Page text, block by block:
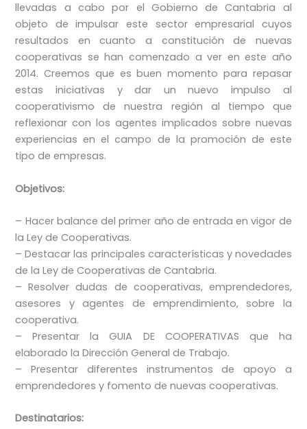
llevadas a cabo por el Gobierno de Cantabria al
objeto de impulsar este sector empresarial cuyos
resultados en cuanto a constitución de nuevas
cooperativas se han comenzado a ver en este año
2014. Creemos que es buen momento para repasar
estas iniciativas y dar un nuevo impulso al
cooperativismo de nuestra región al tiempo que
reflexionar con los agentes implicados sobre nuevas
experiencias en el campo de la promoción de este
tipo de empresas.
Objetivos:
– Hacer balance del primer año de entrada en vigor de
la Ley de Cooperativas.
– Destacar las principales características y novedades
de la Ley de Cooperativas de Cantabria.
– Resolver dudas de cooperativas, emprendedores,
asesores y agentes de emprendimiento, sobre la
cooperativa.
– Presentar la GUIA DE COOPERATIVAS que ha
elaborado la Dirección General de Trabajo.
– Presentar diferentes instrumentos de apoyo a
emprendedores y fomento de nuevas cooperativas.
Destinatarios: